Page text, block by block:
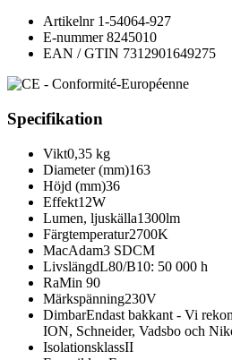
Artikelnr1-54064-927
E-nummer8245010
EAN / GTIN 7312901649275
Specifikation
Vikt0,35 kg
Diameter (mm)163
Höjd (mm)36
Effekt12W
Lumen, ljuskälla1300lm
Färgtemperatur2700K
MacAdam3 SDCM
LivslängdL80/B10: 50 000 h
RaMin 90
Märkspänning230V
DimbarEndast bakkant - Vi
ION, Schneider, Vadsbo och
IsolationsklassII